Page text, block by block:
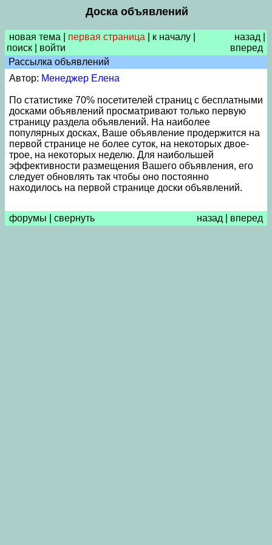
Доска объявлений
новая тема первая страница к началу
поиск
войти
назад
вперед
Рассылка объявлений
Автор: Менеджер Елена
По статистике 70% посетителей страниц с бесплатными
досками объявлений просматривают только первую
страницу раздела объявлений. На наиболее
популярных досках, Ваше объявление продержится на
первой странице не более суток, на некоторых двое-
трое, на некоторых неделю. Для наибольшей
эффективности размещения Вашего объявления, его
следует обновлять так чтобы оно постоянно
находилось на первой странице доски объявлений.
форумы свернуть назад вперед